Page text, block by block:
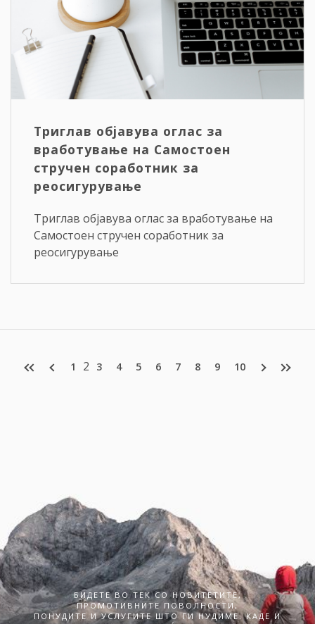
Триглав објавува оглас за
вработување на Самостоен
стручен соработник за
реосигурување
Триглав објавува оглас за вработување на
Самостоен стручен соработник за
реосигурување
1 2 3 4 5 6 7 8 9 10
БИДЕТЕ ВО ТЕК СО НОВИТЕТИТЕ,
ПРОМОТИВНИТЕ ПОВОЛНОСТИ,
ПОНУДИТЕ И УСЛУГИТЕ ШТО ГИ НУДИМЕ. КАДЕ И